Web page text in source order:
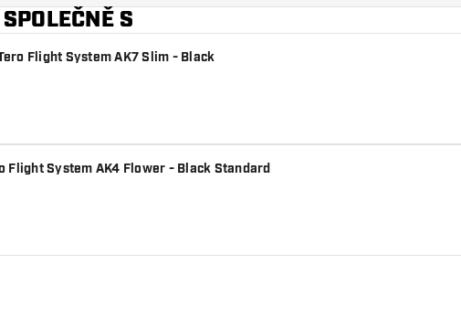
S
Flight System AK7 Slim - Black
Flight System AK4 Flower - Black Standard